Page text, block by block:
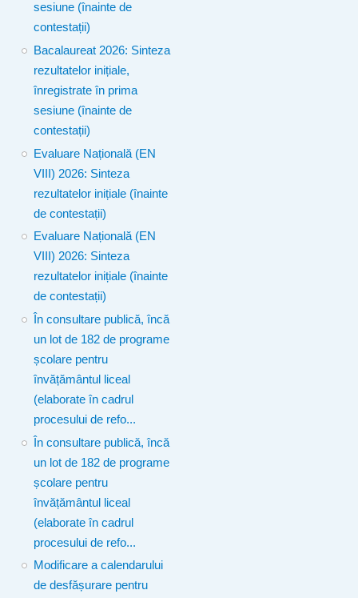
sesiune (înainte de
contestații)
Bacalaureat 2026: Sinteza
rezultatelor inițiale,
înregistrate în prima
sesiune (înainte de
contestații)
Evaluare Națională (EN
VIII) 2026: Sinteza
rezultatelor inițiale (înainte
de contestații)
Evaluare Națională (EN
VIII) 2026: Sinteza
rezultatelor inițiale (înainte
de contestații)
În consultare publică, încă
un lot de 182 de programe
școlare pentru
învățământul liceal
(elaborate în cadrul
procesului de refo...
În consultare publică, încă
un lot de 182 de programe
școlare pentru
învățământul liceal
(elaborate în cadrul
procesului de refo...
Modificare a calendarului
de desfășurare pentru